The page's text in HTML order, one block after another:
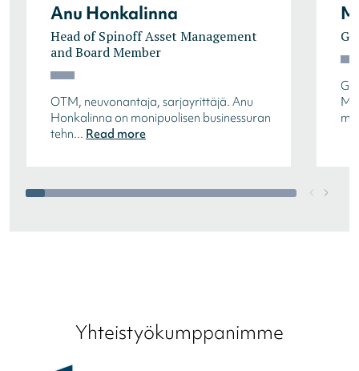
Anu Honkalinna
Head of Spinoff Asset Management
and Board Member
OTM, neuvonantaja, sarjayrittäjä. Anu
Honkalinna on monipuolisen businessuran
tehn... Read more
Yhteistyökumppanimme